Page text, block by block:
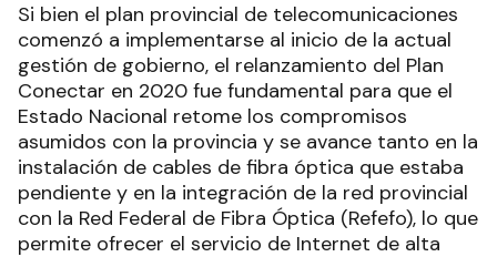
Si bien el plan provincial de telecomunicaciones
comenzó a implementarse al inicio de la actual
gestión de gobierno, el relanzamiento del Plan
Conectar en 2020 fue fundamental para que el
Estado Nacional retome los compromisos
asumidos con la provincia y se avance tanto en la
instalación de cables de fibra óptica que estaba
pendiente y en la integración de la red provincial
con la Red Federal de Fibra Óptica (Refefo), lo que
permite ofrecer el servicio de Internet de alta